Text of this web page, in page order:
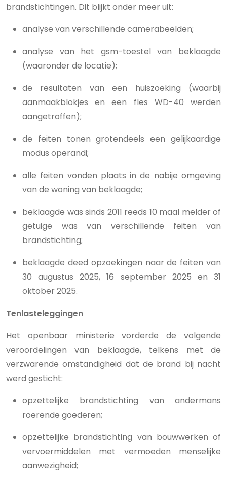
brandstichtingen. Dit blijkt onder meer uit:
analyse van verschillende camerabeelden;
analyse van het gsm-toestel van beklaagde
(waaronder de locatie);
de resultaten van een huiszoeking (waarbij
aanmaakblokjes en een fles WD-40 werden
aangetroffen);
de feiten tonen grotendeels een gelijkaardige
modus operandi;
alle feiten vonden plaats in de nabije omgeving
van de woning van beklaagde;
beklaagde was sinds 2011 reeds 10 maal melder of
getuige was van verschillende feiten van
brandstichting;
beklaagde deed opzoekingen naar de feiten van
30 augustus 2025, 16 september 2025 en 31
oktober 2025.
Tenlasteleggingen
Het openbaar ministerie vorderde de volgende
veroordelingen van beklaagde, telkens met de
verzwarende omstandigheid dat de brand bij nacht
werd gesticht:
opzettelijke brandstichting van andermans
roerende goederen;
opzettelijke brandstichting van bouwwerken of
vervoermiddelen met vermoeden menselijke
aanwezigheid;